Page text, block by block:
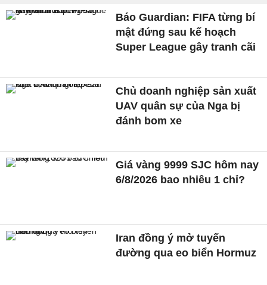
Báo Guardian: FIFA từng bí
mật đứng sau kế hoạch
Super League gây tranh cãi
Chủ doanh nghiệp sản xuất
UAV quân sự của Nga bị
đánh bom xe
Giá vàng 9999 SJC hôm nay
6/8/2026 bao nhiêu 1 chỉ?
Iran đồng ý mở tuyến
đường qua eo biển Hormuz